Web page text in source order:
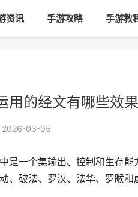
资讯 手游攻略 手游教
用的经文有哪些效
2026-03-05
是一个集输出、控制和生存
、破法、罗汉、法华、罗睺